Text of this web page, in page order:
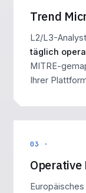
Trend
L2/L3-
täglich
MITRE-
Ihrer
03 ·
Europäisches